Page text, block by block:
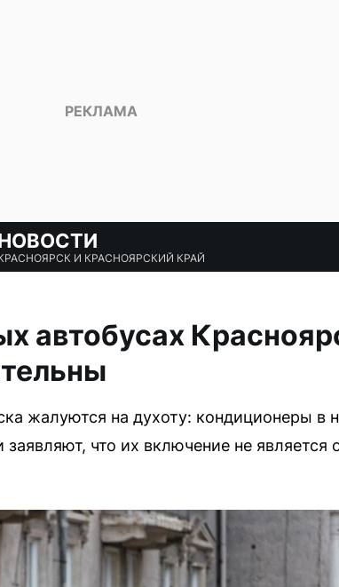
И КРАСНОЯРСКИЙ КРАЙ
автобусах
жалуются на духоту: кондиционеры в
что их включение не является